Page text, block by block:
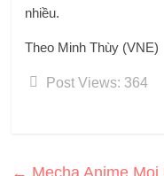
nhiều.
Theo Minh Thùy (VNE)
Post Views: 364
← Mecha Anime